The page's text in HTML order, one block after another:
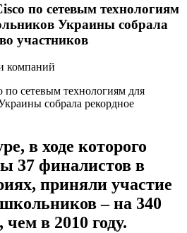
по сетевым технологиям
Украины собрала
участников
компаний
в ходе которого
37 финалистов в
приняли участие
– на 340
в 2010 году.